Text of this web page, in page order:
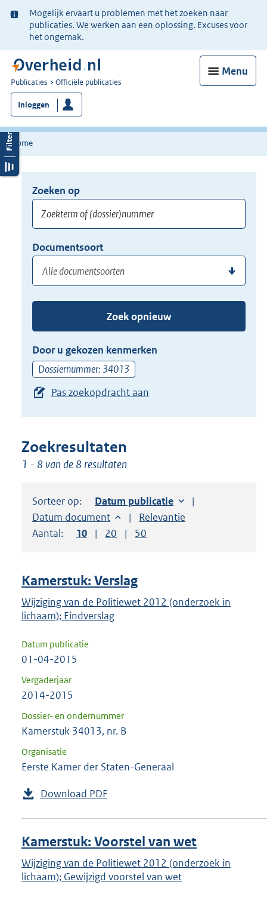
Ter
informatie:
Mogelijk ervaart u problemen met het zoeken naar
publicaties. We werken aan een oplossing. Excuses voor
het ongemak.
Menu
U
bent
nu
hier:
Publicaties Officiële publicaties
Inloggen
Home
Opnieuw
zoeken:
Zoeken op
of
(dossier)nummer
hier
uw
zoekterm
of
(dossier)nummer
in
Documentsoort
of
de
pijl
beneden
toets
suggesties.
Druk
om
uw
keuze
te
Zoek opnieuw
Door u gekozen kenmerken
Dossiernummer: 34013
Pas zoekopdracht aan
Zoekresultaten
1 - 8 van de 8 resultaten
Sorteer op: Sorteer op:
Datum publicatie
Sorteer op:
Datum document Sorteer op:
Relevantie
Aantal:
Toon
10 resultaten per pagina
Toon
20 resultaten per pagina
Toon
50
Kamerstuk: Verslag
Wijziging van de Politiewet 2012 (onderzoek in
lichaam); Eindverslag
Datum publicatie
01-04-2015
Vergaderjaar
2014-2015
Dossier- en ondernummer
Kamerstuk 34013, nr. B
Organisatie
Eerste Kamer der Staten-Generaal
Download PDF
Kamerstuk: Voorstel van wet
Wijziging van de Politiewet 2012 (onderzoek in
lichaam); Gewijzigd voorstel van wet